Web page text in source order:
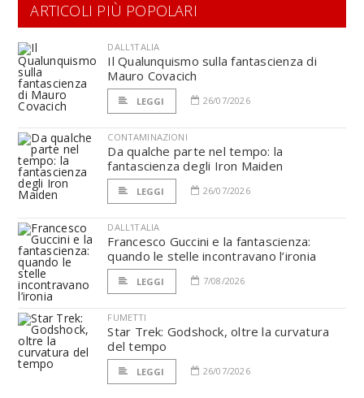
ARTICOLI PIÙ POPOLARI
DALL'ITALIA
Il Qualunquismo sulla fantascienza di
Mauro Covacich
LEGGI 26/07/2026
CONTAMINAZIONI
Da qualche parte nel tempo: la
fantascienza degli Iron Maiden
LEGGI 26/07/2026
DALL'ITALIA
Francesco Guccini e la fantascienza:
quando le stelle incontravano l’ironia
LEGGI 7/08/2026
FUMETTI
Star Trek: Godshock, oltre la curvatura
del tempo
LEGGI 26/07/2026